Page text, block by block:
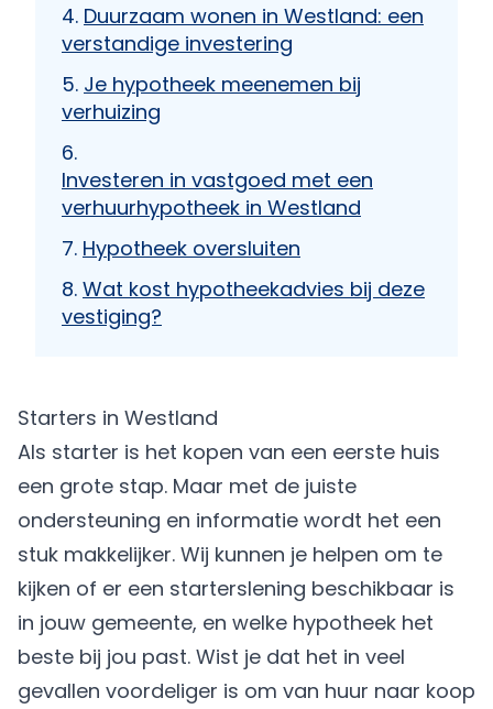
Duurzaam wonen in Westland: een
verstandige investering
Je hypotheek meenemen bij
verhuizing
Investeren in vastgoed met een
verhuurhypotheek in Westland
Hypotheek oversluiten
Wat kost hypotheekadvies bij deze
vestiging?
Starters in Westland
Als starter is het kopen van een eerste huis
een grote stap. Maar met de juiste
ondersteuning en informatie wordt het een
stuk makkelijker. Wij kunnen je helpen om te
kijken of er een starterslening beschikbaar is
in jouw gemeente, en welke hypotheek het
beste bij jou past. Wist je dat het in veel
gevallen voordeliger is om van huur naar koop